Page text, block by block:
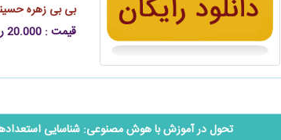
بی بی زهره
قیمت : 20.000 ریال
تحول در آموزش با هوش مصنوعی: شناسایی